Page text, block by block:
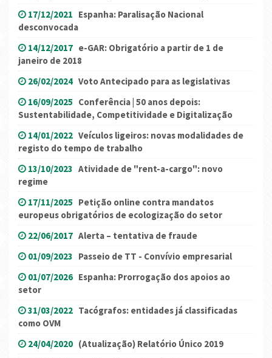
17/12/2021 Espanha: Paralisação Nacional
desconvocada
14/12/2017 e-GAR: Obrigatório a partir de 1 de
janeiro de 2018
26/02/2024 Voto Antecipado para as legislativas
16/09/2025 Conferência | 50 anos depois:
Sustentabilidade, Competitividade e Digitalização
14/01/2022 Veículos ligeiros: novas modalidades de
registo do tempo de trabalho
13/10/2023 Atividade de "rent-a-cargo": novo
regime
17/11/2025 Petição online contra mandatos
europeus obrigatórios de ecologização do setor
22/06/2017 Alerta – tentativa de fraude
01/09/2023 Passeio de TT - Convívio empresarial
01/07/2026 Espanha: Prorrogação dos apoios ao
setor
31/03/2022 Tacógrafos: entidades já classificadas
como OVM
24/04/2020 (Atualização) Relatório Único 2019